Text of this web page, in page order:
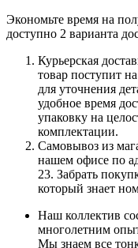
Экономьте время на
доступно 2 варианта
Курьерская
товар поступит
для уточнения
удобное время
упаковку на
комплектации.
Самовывоз из
нашем офисе по
23. Забрать
который знает
Наш коллектив
многолетним
Мы знаем все